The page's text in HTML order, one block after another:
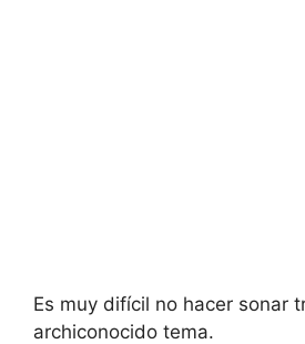
Es muy difícil no hacer sonar
archiconocido tema.